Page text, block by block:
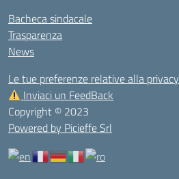
Bacheca sindacale
Trasparenza
News
Le tue preferenze relative alla privacy
Inviaci un FeedBack
Copyright © 2023
Powered by Picieffe Srl